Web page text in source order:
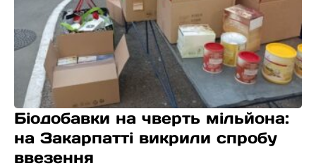
Біодобавки на чверть мільйона:
на Закарпатті викрили спробу
ввезення